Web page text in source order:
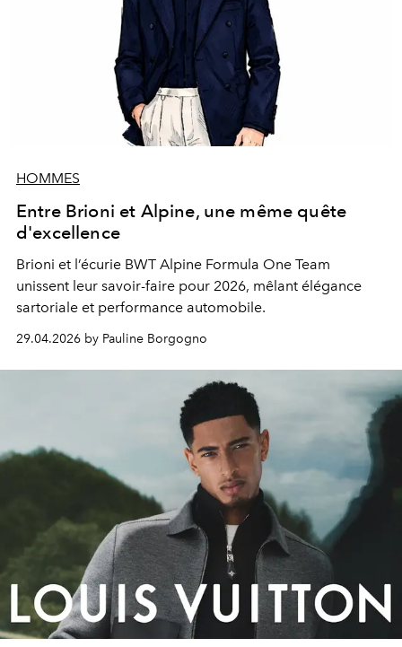
HOMMES
Entre Brioni et Alpine, une même quête
d'excellence
Brioni et l’écurie BWT Alpine Formula One Team
unissent leur savoir-faire pour 2026, mêlant élégance
sartoriale et performance automobile.
29.04.2026 by Pauline Borgogno